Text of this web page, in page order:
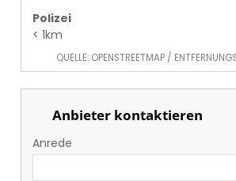
Polizei
< 1km
QUELLE: OPENSTREETMAP /
Anbieter kontaktieren
Anrede